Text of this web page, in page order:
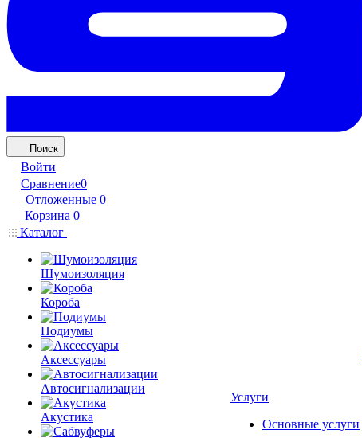
Поиск
Войти
Сравнение0
Отложенные 0
Корзина 0
Каталог
Шумоизоляция
Короба
Подиумы
Аксессуары
Автосигнализации
Акустика
Услуги
Основные услуги